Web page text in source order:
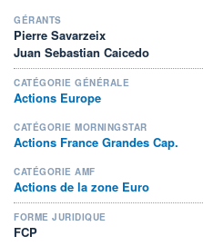
GÉRANTS
Pierre Savarzeix
Juan Sebastian Caicedo
CATÉGORIE GÉNÉRALE
Actions Europe
CATÉGORIE MORNINGSTAR
Actions France Grandes Cap.
CATÉGORIE AMF
Actions de la zone Euro
FORME JURIDIQUE
FCP